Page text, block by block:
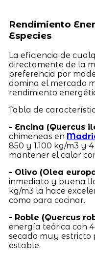
Rendimiento
Especies
La eficiencia de
directamente de la
preferencia por
domina el mercado
rendimiento
Tabla de
- Encina (Quercus
chimeneas en
850 y 1.100 kg/m3 y
mantener el calor
- Olivo (Olea
inmediato y buena
kg/m3 la hace
como para cocinar.
- Roble (Quercus
energía teórica con
secado muy estricto
estable.